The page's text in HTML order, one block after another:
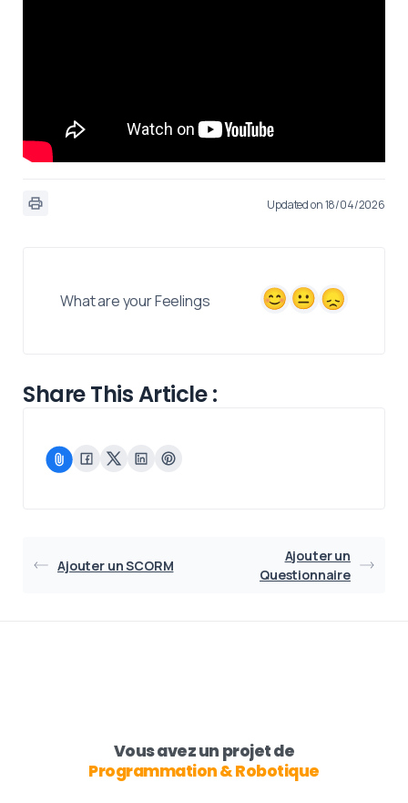
Updated on 18/04/2026
What are your Feelings
Share This Article :
Ajouter un SCORM
Ajouter un
Questionnaire
Vous avez un projet de
Programmation & Robotique